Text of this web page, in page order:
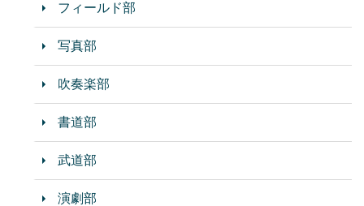
フィールド部
写真部
吹奏楽部
書道部
武道部
演劇部